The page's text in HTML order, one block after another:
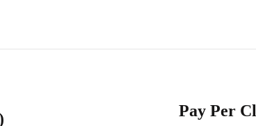
Pay Per